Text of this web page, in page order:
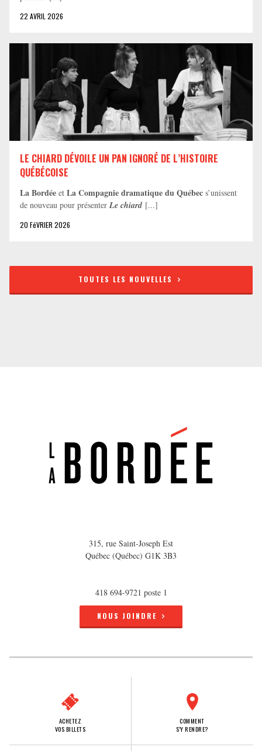
22 AVRIL 2026
LE CHIARD DÉVOILE UN PAN IGNORÉ DE L’HISTOIRE
QUÉBÉCOISE
La Bordée et La Compagnie dramatique du Québec s’unissent
de nouveau pour présenter Le chiard [...]
20 FéVRIER 2026
TOUTES LES NOUVELLES
315, rue Saint-Joseph Est
Québec (Québec) G1K 3B3
418 694-9721 poste 1
NOUS JOINDRE
ACHETEZ
VOS BILLETS
COMMENT
S'Y RENDRE?